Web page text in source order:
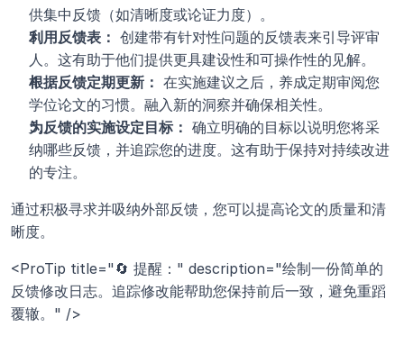
供集中反馈（如清晰度或论证力度）。
利用反馈表： 创建带有针对性问题的反馈表来引导评审
人。这有助于他们提供更具建设性和可操作性的见解。
根据反馈定期更新： 在实施建议之后，养成定期审阅您
学位论文的习惯。融入新的洞察并确保相关性。
为反馈的实施设定目标： 确立明确的目标以说明您将采
纳哪些反馈，并追踪您的进度。这有助于保持对持续改进
的专注。
通过积极寻求并吸纳外部反馈，您可以提高论文的质量和清
晰度。
<ProTip title="🔄 提醒：" description="绘制一份简单的
反馈修改日志。追踪修改能帮助您保持前后一致，避免重蹈
覆辙。" />